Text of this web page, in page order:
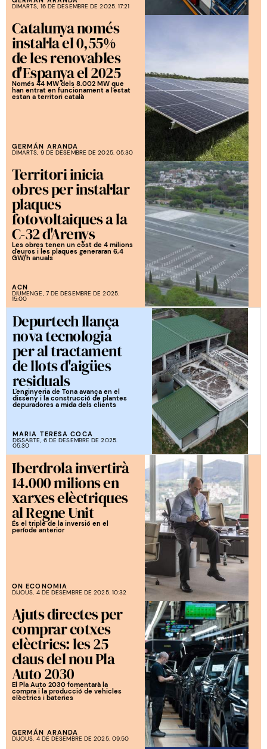
DIMARTS, 16 DE DESEMBRE DE 2025. 17:21
Catalunya només
instal·la el 0,55%
de les renovables
d'Espanya el 2025
Només 44 MW dels 8.002 MW que
han entrat en funcionament a l'estat
estan a territori català
GERMÁN ARANDA
DIMARTS, 9 DE DESEMBRE DE 2025. 05:30
Territori inicia
obres per instal·lar
plaques
fotovoltaiques a la
C-32 d'Arenys
Les obres tenen un cost de 4 milions
d'euros i les plaques generaran 6,4
GW/h anuals
ACN
DIUMENGE, 7 DE DESEMBRE DE 2025.
15:00
Depurtech llança
nova tecnologia
per al tractament
de llots d'aigües
residuals
L'enginyeria de Tona avança en el
disseny i la construcció de plantes
depuradores a mida dels clients
MARIA TERESA COCA
DISSABTE, 6 DE DESEMBRE DE 2025.
05:30
Iberdrola invertirà
14.000 milions en
xarxes elèctriques
al Regne Unit
És el triple de la inversió en el
període anterior
ON ECONOMIA
DIJOUS, 4 DE DESEMBRE DE 2025. 10:32
Ajuts directes per
comprar cotxes
elèctrics: les 25
claus del nou Pla
Auto 2030
El Pla Auto 2030 fomentarà la
compra i la producció de vehicles
elèctrics i bateries
GERMÁN ARANDA
DIJOUS, 4 DE DESEMBRE DE 2025. 09:50